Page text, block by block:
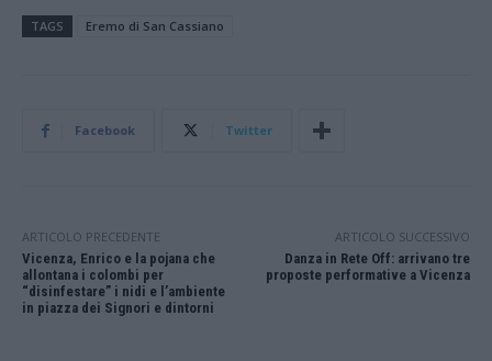
TAGS Eremo di San Cassiano
Facebook Twitter
ARTICOLO PRECEDENTE
Vicenza, Enrico e la pojana che
allontana i colombi per
“disinfestare” i nidi e l’ambiente
in piazza dei Signori e dintorni
ARTICOLO SUCCESSIVO
Danza in Rete Off: arrivano tre
proposte performative a Vicenza